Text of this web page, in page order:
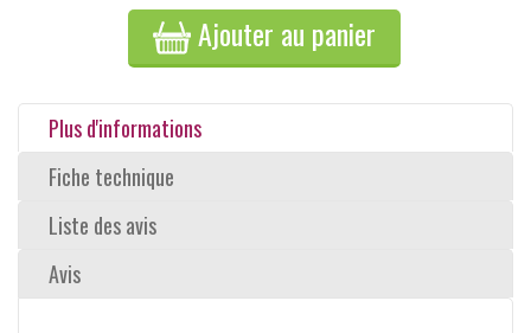
Ajouter au panier
Plus d'informations
Fiche technique
Liste des avis
Avis